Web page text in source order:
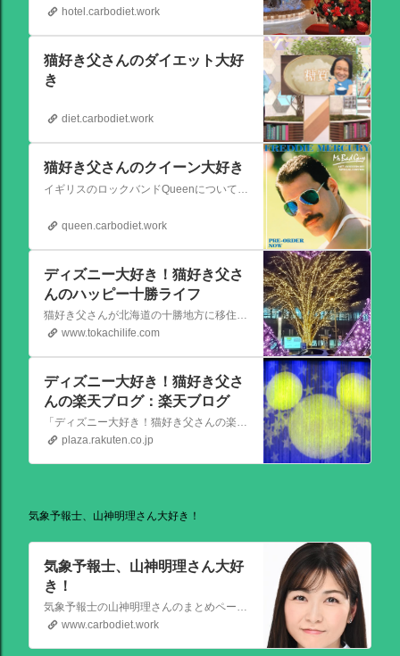
hotel.carbodiet.work
猫好き父さんのダイエット大好
き
diet.carbodiet.work
猫好き父さんのクイーン大好き
イギリスのロックバンドQueenについての情報をアップします。
queen.carbodiet.work
ディズニー大好き！猫好き父さ
んのハッピー十勝ライフ
猫好き父さんが北海道の十勝地方に移住しました。なれない北海道の暮らしについてお伝えします。
www.tokachilife.com
ディズニー大好き！猫好き父さ
んの楽天ブログ：楽天ブログ
「ディズニー大好き！猫好き父さんの楽天ブログ」にようこそ！ いろんなブログサービスが廃止になるなか満を持して楽天ブログをはじめようと思います。 よろしくお願いいたします。
plaza.rakuten.co.jp
気象予報士、山神明理さん大好き！
気象予報士、山神明理さん大好
き！
気象予報士の山神明理さんのまとめページを作成しました。情報があればこれからも更新します。 #山上明理 さんではありません、#山神明理 さんです。 #山神さんロス #気象予報士 #防災士 #山上あかり #DayDay
www.carbodiet.work